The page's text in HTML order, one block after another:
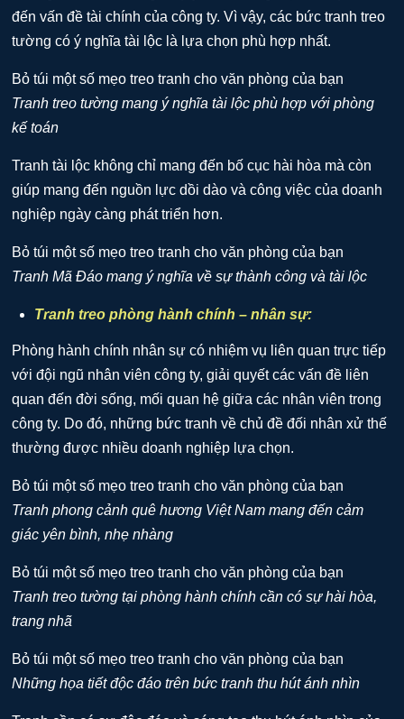
đến vấn đề tài chính của công ty. Vì vậy, các bức tranh treo
tường có ý nghĩa tài lộc là lựa chọn phù hợp nhất.
Tranh treo tường mang ý nghĩa tài lộc phù hợp với phòng
kế toán
Tranh tài lộc không chỉ mang đến bố cục hài hòa mà còn
giúp mang đến nguồn lực dồi dào và công việc của doanh
nghiệp ngày càng phát triển hơn.
Tranh Mã Đáo mang ý nghĩa về sự thành công và tài lộc
Tranh treo phòng hành chính – nhân sự:
Phòng hành chính nhân sự có nhiệm vụ liên quan trực tiếp
với đội ngũ nhân viên công ty, giải quyết các vấn đề liên
quan đến đời sống, mối quan hệ giữa các nhân viên trong
công ty. Do đó, những bức tranh về chủ đề đối nhân xử thế
thường được nhiều doanh nghiệp lựa chọn.
Tranh phong cảnh quê hương Việt Nam mang đến cảm
giác yên bình, nhẹ nhàng
Tranh treo tường tại phòng hành chính cần có sự hài hòa,
trang nhã
Những họa tiết độc đáo trên bức tranh thu hút ánh nhìn